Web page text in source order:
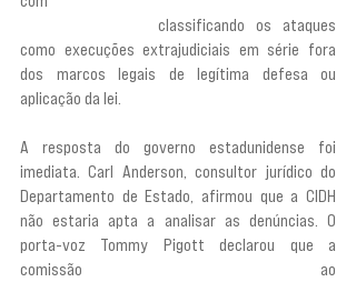
classificando os ataques
como execuções extrajudiciais em série fora
dos marcos legais de legítima defesa ou
aplicação da lei.
A resposta do governo estadunidense foi
imediata. Carl Anderson, consultor jurídico do
Departamento de Estado, afirmou que a CIDH
não estaria apta a analisar as denúncias. O
porta-voz Tommy Pigott declarou que a
comissão
ao